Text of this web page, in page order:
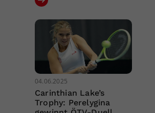
04.06.2025
Carinthian Lake’s
Trophy: Perelygina